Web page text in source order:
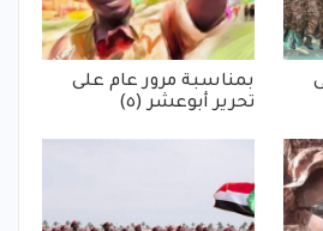
بمناسبة مرور عام على
تحرير أبوعشر (٥)